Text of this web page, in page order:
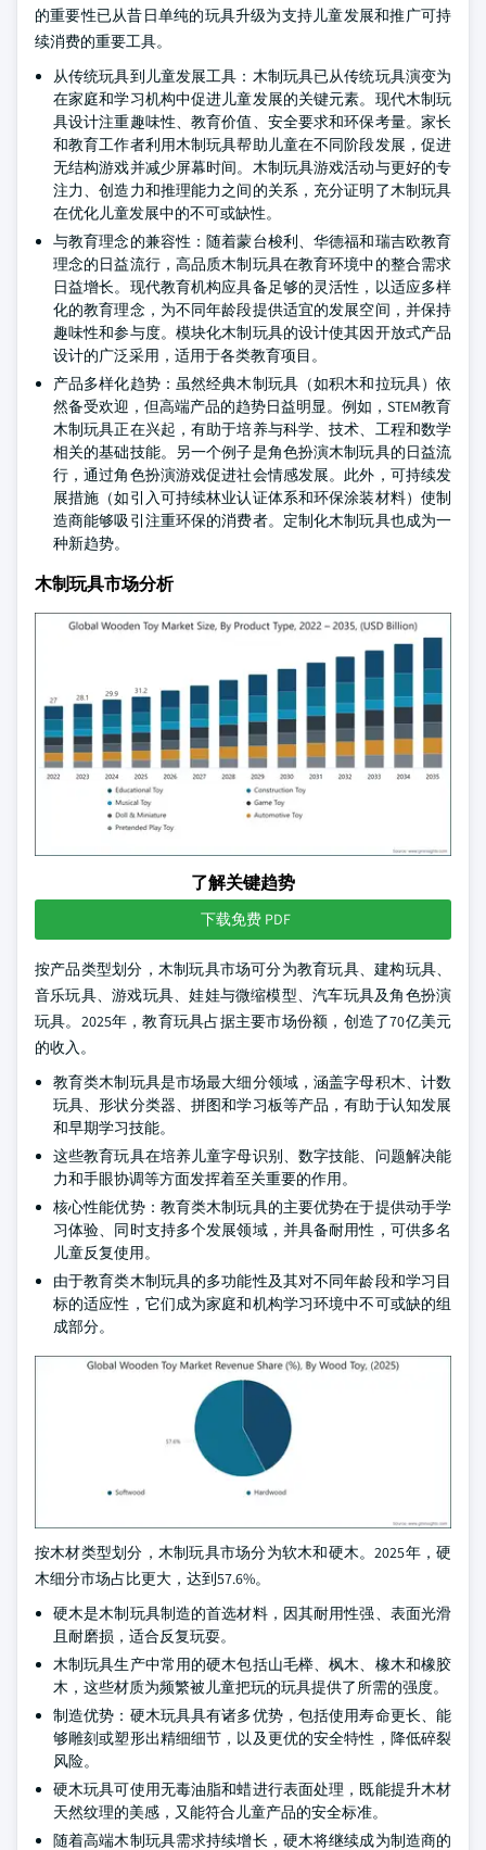
的重要性已从昔日单纯的玩具升级为支持儿童发展和推广可持
续消费的重要工具。
从传统玩具到儿童发展工具：木制玩具已从传统玩具演变为
在家庭和学习机构中促进儿童发展的关键元素。现代木制玩
具设计注重趣味性、教育价值、安全要求和环保考量。家长
和教育工作者利用木制玩具帮助儿童在不同阶段发展，促进
无结构游戏并减少屏幕时间。木制玩具游戏活动与更好的专
注力、创造力和推理能力之间的关系，充分证明了木制玩具
在优化儿童发展中的不可或缺性。
与教育理念的兼容性：随着蒙台梭利、华德福和瑞吉欧教育
理念的日益流行，高品质木制玩具在教育环境中的整合需求
日益增长。现代教育机构应具备足够的灵活性，以适应多样
化的教育理念，为不同年龄段提供适宜的发展空间，并保持
趣味性和参与度。模块化木制玩具的设计使其因开放式产品
设计的广泛采用，适用于各类教育项目。
产品多样化趋势：虽然经典木制玩具（如积木和拉玩具）依
然备受欢迎，但高端产品的趋势日益明显。例如，STEM教育
木制玩具正在兴起，有助于培养与科学、技术、工程和数学
相关的基础技能。另一个例子是角色扮演木制玩具的日益流
行，通过角色扮演游戏促进社会情感发展。此外，可持续发
展措施（如引入可持续林业认证体系和环保涂装材料）使制
造商能够吸引注重环保的消费者。定制化木制玩具也成为一
种新趋势。
木制玩具市场分析
了解关键趋势
下载免费 PDF
按产品类型划分，木制玩具市场可分为教育玩具、建构玩具、
音乐玩具、游戏玩具、娃娃与微缩模型、汽车玩具及角色扮演
玩具。2025年，教育玩具占据主要市场份额，创造了70亿美元
的收入。
教育类木制玩具是市场最大细分领域，涵盖字母积木、计数
玩具、形状分类器、拼图和学习板等产品，有助于认知发展
和早期学习技能。
这些教育玩具在培养儿童字母识别、数字技能、问题解决能
力和手眼协调等方面发挥着至关重要的作用。
核心性能优势：教育类木制玩具的主要优势在于提供动手学
习体验、同时支持多个发展领域，并具备耐用性，可供多名
儿童反复使用。
由于教育类木制玩具的多功能性及其对不同年龄段和学习目
标的适应性，它们成为家庭和机构学习环境中不可或缺的组
成部分。
按木材类型划分，木制玩具市场分为软木和硬木。2025年，硬
木细分市场占比更大，达到57.6%。
硬木是木制玩具制造的首选材料，因其耐用性强、表面光滑
且耐磨损，适合反复玩耍。
木制玩具生产中常用的硬木包括山毛榉、枫木、橡木和橡胶
木，这些材质为频繁被儿童把玩的玩具提供了所需的强度。
制造优势：硬木玩具具有诸多优势，包括使用寿命更长、能
够雕刻或塑形出精细细节，以及更优的安全特性，降低碎裂
风险。
硬木玩具可使用无毒油脂和蜡进行表面处理，既能提升木材
天然纹理的美感，又能符合儿童产品的安全标准。
随着高端木制玩具需求持续增长，硬木将继续成为制造商的